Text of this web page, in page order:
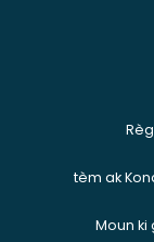
tèm ak
Moun ki